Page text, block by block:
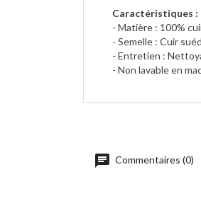
Caractéristiques :
- Matière : 100%
- Semelle : Cuir
- Entretien :
- Non lavable en
Commentaires (0)